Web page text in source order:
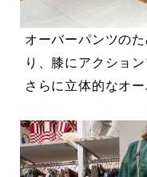
オーバーパンツの
り、膝にアクショ
さらに立体的なオ